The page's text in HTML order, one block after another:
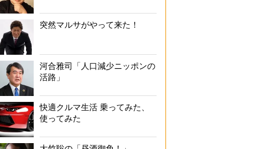
突然マルサがやって来た！
河合雅司「人口減少ニッポンの
活路」
快適クルマ生活 乗ってみた、
使ってみた